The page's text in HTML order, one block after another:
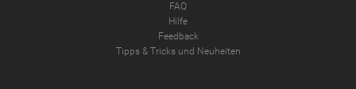
FAQ
Hilfe
Feedback
Tipps & Tricks und Neuheiten